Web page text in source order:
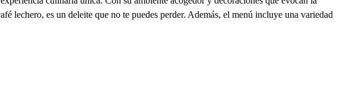
lechero, es un deleite que no te puedes perder. Además, el menú incluye una variedad